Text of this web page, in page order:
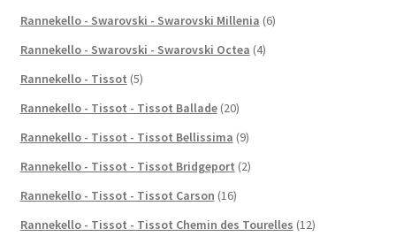
Rannekello - Swarovski - Swarovski Millenia (6)
Rannekello - Swarovski - Swarovski Octea (4)
Rannekello - Tissot (5)
Rannekello - Tissot - Tissot Ballade (20)
Rannekello - Tissot - Tissot Bellissima (9)
Rannekello - Tissot - Tissot Bridgeport (2)
Rannekello - Tissot - Tissot Carson (16)
Rannekello - Tissot - Tissot Chemin des Tourelles (12)